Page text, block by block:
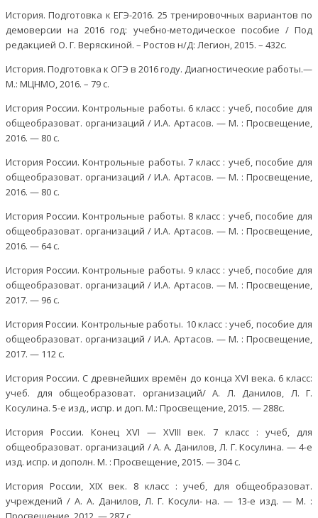
История. Подготовка к ЕГЭ-2016. 25 тренировочных вариантов по
демоверсии на 2016 год: учебно-методическое пособие / Под
редакцией О. Г. Веряскиной. – Ростов н/Д: Легион, 2015. – 432с.
История. Подготовка к ОГЭ в 2016 году. Диагностические работы.—
М.: МЦНМО, 2016. – 79 с.
История России. Контрольные работы. 6 класс : учеб, пособие для
общеобразоват. организаций / И.А. Артасов. — М. : Просвещение,
2016. — 80 с.
История России. Контрольные работы. 7 класс : учеб, пособие для
общеобразоват. организаций / И.А. Артасов. — М. : Просвещение,
2016. — 80 с.
История России. Контрольные работы. 8 класс : учеб, пособие для
общеобразоват. организаций / И.А. Артасов. — М. : Просвещение,
2016. — 64 с.
История России. Контрольные работы. 9 класс : учеб, пособие для
общеобразоват. организаций / И.А. Артасов. — М. : Просвещение,
2017. — 96 с.
История России. Контрольные работы. 10 класс : учеб, пособие для
общеобразоват. организаций / И.А. Артасов. — М. : Просвещение,
2017. — 112 с.
История России. С древнейших времён до конца XVI века. 6 класс:
учеб. для общеобразоват. организаций/ А. Л. Данилов, Л. Г.
Косулина. 5-е изд., испр. и доп. М.: Просвещение, 2015. — 288с.
История России. Конец XVI — XVIII век. 7 класс : учеб, для
общеобразоват. организаций / А. А. Данилов, Л. Г. Косулина. — 4-е
изд. испр. и дополн. М. : Просвещение, 2015. — 304 с.
История России, XIX век. 8 класс : учеб, для общеобразоват.
учреждений / А. А. Данилов, Л. Г. Косули- на. — 13-е изд. — М. :